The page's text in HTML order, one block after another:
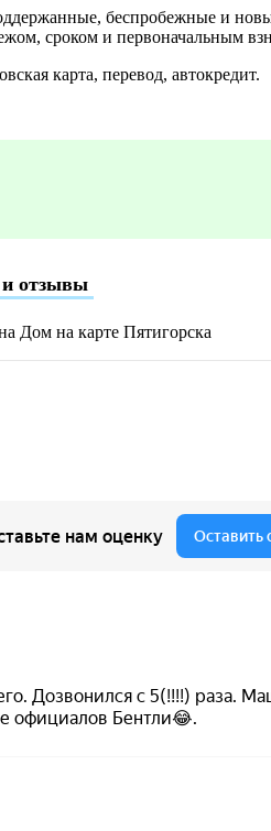
беспробежные и
сроком и первоначальным
карта, перевод, автокредит.
и отзывы
Дом на карте Пятигорска